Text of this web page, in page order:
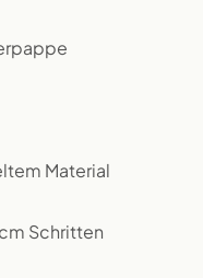
Material
Schritten